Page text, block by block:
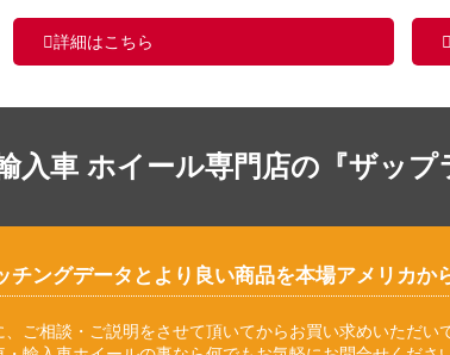
詳細はこちら
入車 ホイール専門店の『ザップ
ングデータとより良い商品を本場アメリカか
ご相談・ご説明をさせて頂いてからお買い求めいただい